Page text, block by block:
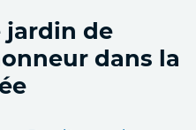
jardin de
dans la